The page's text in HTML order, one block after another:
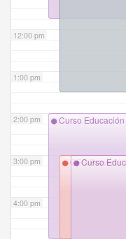
12:00 pm
1:00 pm
2:00 pm
3:00 pm
4:00 pm
Curso Educación
CFGCurso